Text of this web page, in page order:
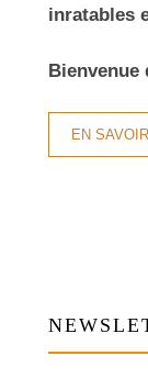
inratables
Bienvenue
EN